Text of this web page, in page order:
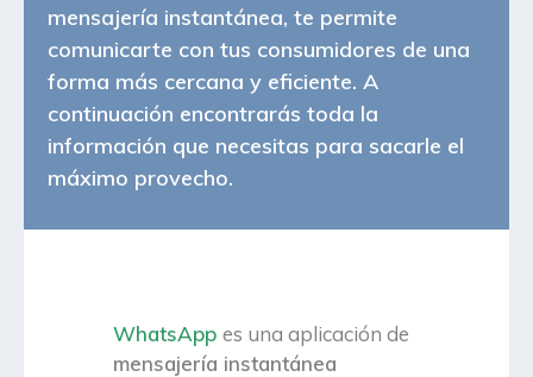
mensajería instantánea, te permite
comunicarte con tus consumidores de una
forma más cercana y eficiente. A
continuación encontrarás toda la
información que necesitas para sacarle el
máximo provecho.
WhatsApp es una aplicación de
mensajería instantánea